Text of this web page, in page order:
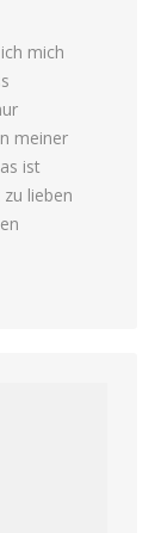
mich
meiner
ist
zu lieben